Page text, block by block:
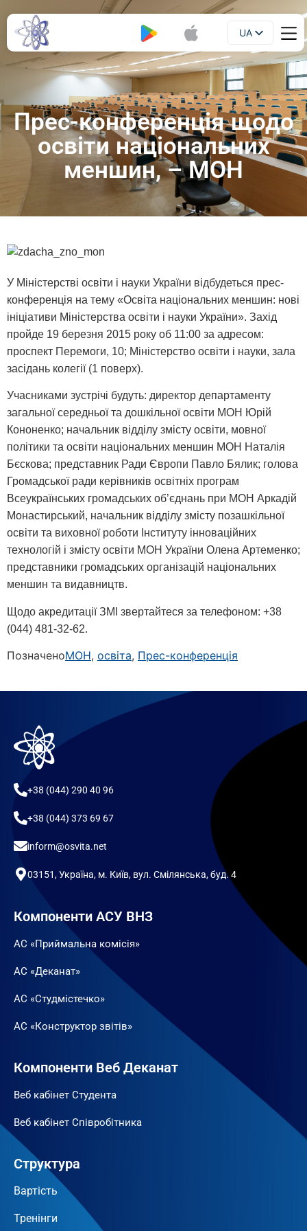
UA
EN
Прес-конференція щодо
освіти національних
меншин, – МОН
У Міністерстві освіти і науки України відбудеться прес-
конференція на тему «Освіта національних меншин: нові
ініціативи Міністерства освіти і науки України». Захід
пройде 19 березня 2015 року об 11:00 за адресом:
проспект Перемоги, 10; Міністерство освіти і науки, зала
засідань колегії (1 поверх).
Учасниками зустрічі будуть: директор департаменту
загальної середньої та дошкільної освіти МОН Юрій
Кононенко; начальник відділу змісту освіти, мовної
політики та освіти національних меншин МОН Наталія
Бєскова; представник Ради Європи Павло Бялик; голова
Громадської ради керівників освітніх програм
Всеукраїнських громадських об’єднань при МОН Аркадій
Монастирський, начальник відділу змісту позашкільної
освіти та виховної роботи Інституту інноваційних
технологій і змісту освіти МОН України Олена Артеменко;
представники громадських організацій національних
меншин та видавництв.
Щодо акредитації ЗМІ звертайтеся за телефоном: +38
(044) 481-32-62.
ПозначеноМОН, освіта, Прес-конференція
+38 (044) 290 40 96
+38 (044) 373 69 67
inform@osvita.net
03151, Україна, м. Київ, вул. Смілянська, буд. 4
Компоненти АСУ ВНЗ
АС «Приймальна комісія»
АС «Деканат»
АС «Студмістечко»
АС «Конструктор звітів»
Компоненти Веб Деканат
Веб кабінет Студента
Веб кабінет Співробітника
Структура
Вартість
Тренінги